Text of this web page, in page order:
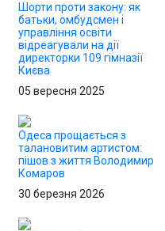
Шорти проти закону: як
батьки, омбудсмен і
управління освіти
відреагували на дії
директорки 109 гімназії
Києва
05 вересня 2025
Одеса прощається з
талановитим артистом:
пішов з життя Володимир
Комаров
30 березня 2026